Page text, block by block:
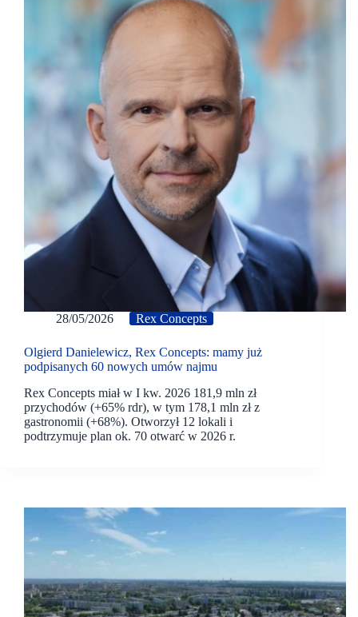
28/05/2026 Rex Concepts
Olgierd Danielewicz, Rex Concepts: mamy już
podpisanych 60 nowych umów najmu
Rex Concepts miał w I kw. 2026 181,9 mln zł
przychodów (+65% rdr), w tym 178,1 mln zł z
gastronomii (+68%). Otworzył 12 lokali i
podtrzymuje plan ok. 70 otwarć w 2026 r.